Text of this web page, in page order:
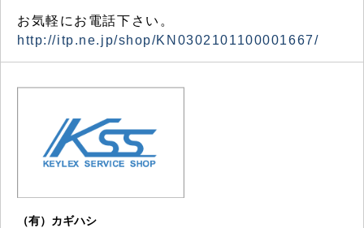
お気軽にお電話下さい。
http://itp.ne.jp/shop/KN0302101100001667/
（有）カギハシ